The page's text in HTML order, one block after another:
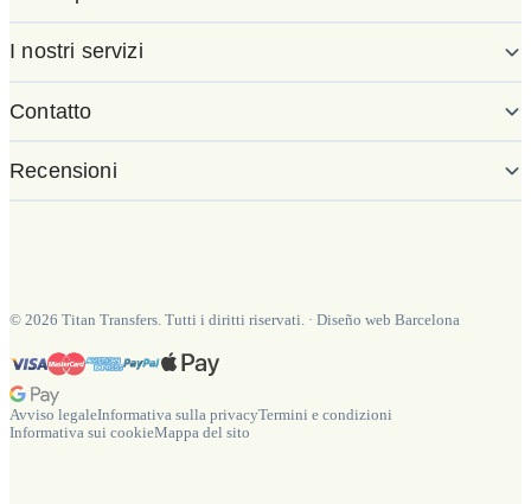
I nostri servizi
Contatto
Recensioni
© 2026 Titan Transfers. Tutti i diritti riservati. · Diseño web Barcelona
Avviso legaleInformativa sulla privacyTermini e condizioni
Informativa sui cookieMappa del sito